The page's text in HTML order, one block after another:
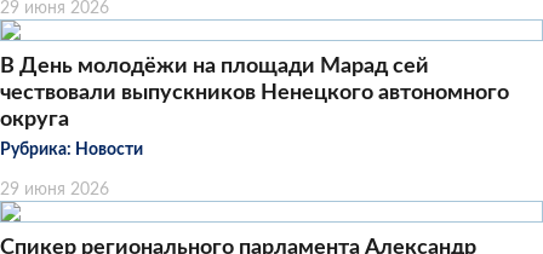
29 июня 2026
В День молодёжи на площади Марад сей
чествовали выпускников Ненецкого автономного
округа
Рубрика: Новости
29 июня 2026
Спикер регионального парламента Александр